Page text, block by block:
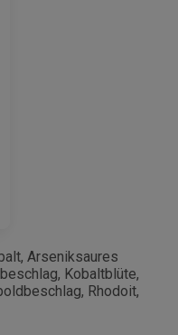
Arseniksaures
Kobaltblüte,
Rhodoit,